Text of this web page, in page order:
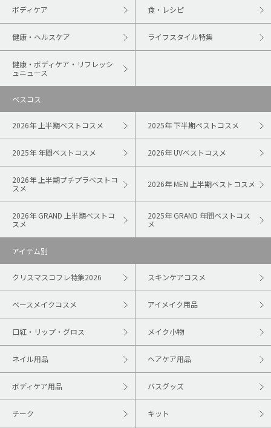
ボディケア 食・レシピ
健康・ヘルスケア ライフスタイル特集
健康・ボディケア・リフレッシ
ュニュース
ベスコス
2026年 上半期ベストコスメ 2025年 下半期ベストコスメ
2025年 年間ベストコスメ 2026年 UVベストコスメ
2026年 上半期プチプラベストコ
スメ
2026年 MEN 上半期ベストコスメ
2026年 GRAND 上半期ベストコ
スメ
2025年 GRAND 年間ベストコス
メ
アイテム別
クリスマスコフレ特集2026 スキンケアコスメ
ベースメイクコスメ アイメイク用品
口紅・リップ・グロス メイク小物
ネイル用品 ヘアケア用品
ボディケア用品 バスグッズ
チーク キット